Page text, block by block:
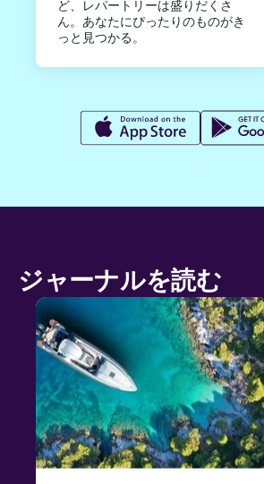
ど、レパートリーは盛りだくさ
ん。あなたにぴったりのものがき
っと見つかる。
ジャーナルを読む